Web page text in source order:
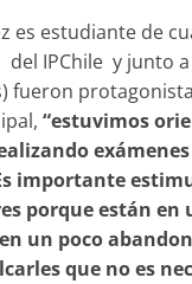
es estudiante de
del IPChile y junto
fueron
“estuvimos
importante
porque están en
un poco
que no es